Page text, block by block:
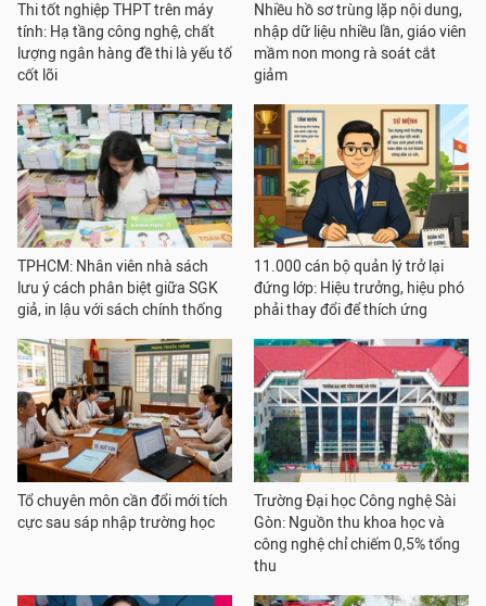
Thi tốt nghiệp THPT trên máy
tính: Hạ tầng công nghệ, chất
lượng ngân hàng đề thi là yếu tố
cốt lõi
Nhiều hồ sơ trùng lặp nội dung,
nhập dữ liệu nhiều lần, giáo viên
mầm non mong rà soát cắt
giảm
TPHCM: Nhân viên nhà sách
lưu ý cách phân biệt giữa SGK
giả, in lậu với sách chính thống
11.000 cán bộ quản lý trở lại
đứng lớp: Hiệu trưởng, hiệu phó
phải thay đổi để thích ứng
Tổ chuyên môn cần đổi mới tích
cực sau sáp nhập trường học
Trường Đại học Công nghệ Sài
Gòn: Nguồn thu khoa học và
công nghệ chỉ chiếm 0,5% tổng
thu